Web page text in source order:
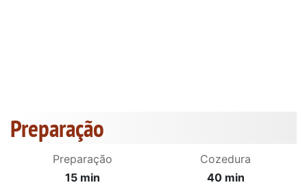
Preparação
Preparação
15 min
Cozedura
40 min